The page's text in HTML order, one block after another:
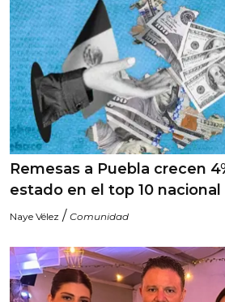
Remesas a Puebla crecen
estado en el top 10 nacional
Naye Vélez / Comunidad